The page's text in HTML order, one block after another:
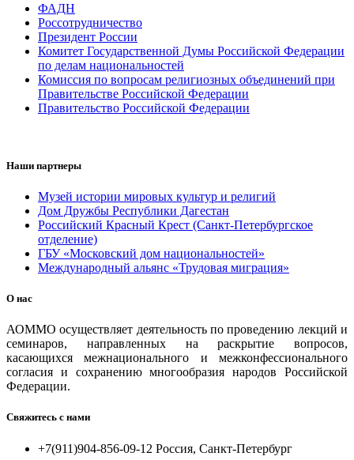
ФАДН
Россотрудничество
Президент России
Комитет Государственной Думы Российской Федерации
по делам национальностей
Комиссия по вопросам религиозных объединений при
Правительстве Российской Федерации
Правительство Российской Федерации
Наши партнеры
Музей истории мировых культур и религий
Дом Дружбы Республики Дагестан
Российский Красный Крест (Санкт-Петербургское
отделение)
ГБУ «Московский дом национальностей»
Международный альянс «Трудовая миграция»
О нас
АОММО осуществляет деятельность по проведению лекций и
семинаров, направленных на раскрытие вопросов,
касающихся межнационального и межконфессионального
согласия и сохранению многообразия народов Российской
Федерации.
Свяжитесь с нами
+7(911)904-856-09-12 Россия, Санкт-Петербург